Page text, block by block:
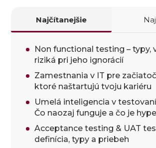
Najčítanejšie
Non functional testing – typy,
riziká pri jeho ignorácií
Zamestnania v IT pre
ktoré naštartujú tvoju kariéru
Umelá inteligencia v
Čo naozaj funguje a čo je hype
Acceptance testing & UAT
definícia, typy a priebeh